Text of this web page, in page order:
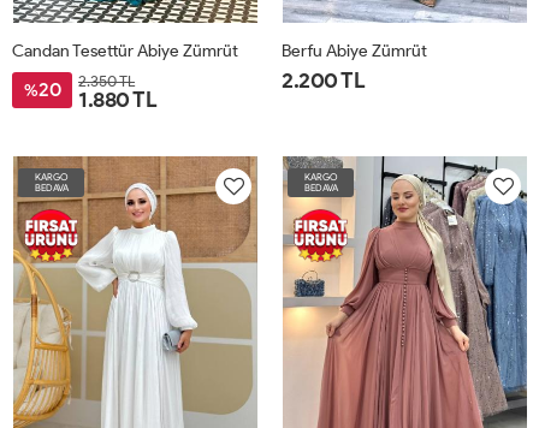
Candan Tesettür Abiye Zümrüt
%20 2.350 TL
1.880 TL
Berfu Abiye Zümrüt
2.200 TL
KARGO
BEDAVA
KARGO
BEDAVA